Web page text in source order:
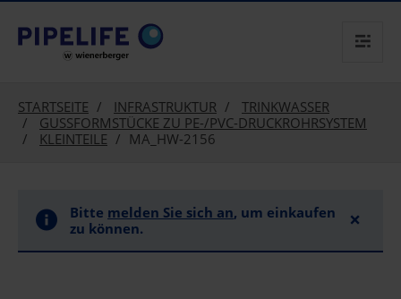
text.skipToContent
text.skipToNavigation
STARTSEITE INFRASTRUKTUR
TRINKWASSER
GUSSFORMSTÜCKE ZU PE-/PVC-DRUCKROHRSYSTEM
KLEINTEILE
MA_HW-2156
Bitte melden Sie sich an, um einkaufen
zu können.
×